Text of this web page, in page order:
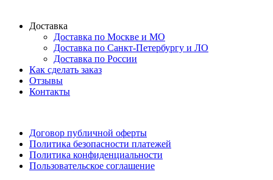
Доставка
Доставка по Москве и МО
Доставка по Санкт-Петербургу и ЛО
Доставка по России
Как сделать заказ
Отзывы
Контакты
Договор публичной оферты
Политика безопасности платежей
Политика конфиденциальности
Пользовательское соглашение